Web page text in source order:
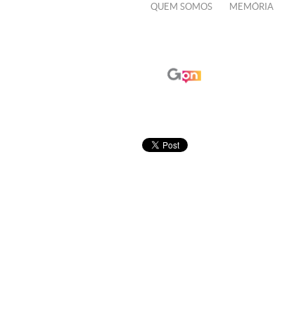
QUEM SOMOS MEMÓRIA